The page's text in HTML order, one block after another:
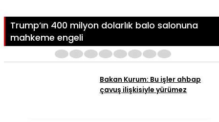
Trump’ın 400 milyon dolarlık balo salonuna
mahkeme engeli
Bakan Kurum: Bu işler ahbap
çavuş ilişkisiyle yürümez